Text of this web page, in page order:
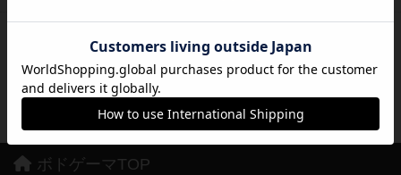
※App Store は、Apple Inc.のサービスマークです。
※Android は、グーグル インコーポレイテッドの商標または登録商標です。
※Google Play とそのロゴは、Google Inc.の商標または登録商標です。
ボドゲーマTOP